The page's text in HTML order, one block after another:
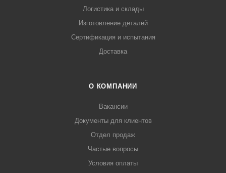
Логистика и склады
Изготовление деталей
Сертификация и испытания
Доставка
О КОМПАНИИ
Вакансии
Документы для клиентов
Отдел продаж
Частые вопросы
Условия оплаты